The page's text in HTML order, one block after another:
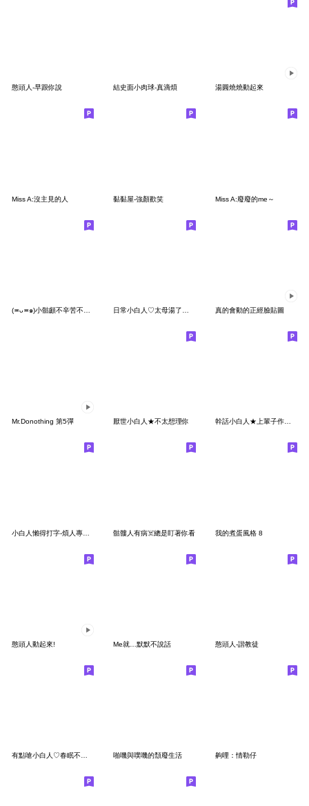
憨頭人-早跟你說 結史面小肉球-真滴煩 湯圓燒燒動起來
Miss A:沒主見的人 黏黏屋-強顏歡笑 Miss A:廢廢的me～
真的會動的正經臉貼圖
Mr.Donothing 第5彈 厭世小白人★不太想理你 幹話小白人★上輩子作惡多端這輩子早起上班
骷髏人有病☠️總是盯著你看 我的煮蛋風格 8
憨頭人動起來! Me就…默默不說話 憨頭人-諧教徒
有點嗆小白人♡春眠不覺曉,透早衝山小 啪嘰與噗嘰的頹廢生活 齁哩：情勒仔